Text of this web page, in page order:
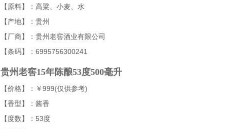
【原料】：高粱、小麦、水
【产地】：贵州
【厂商】：贵州老窖酒业有限公司
【条码】：6995756300241
贵州老窖15年陈酿53度500毫升
【价格】：￥999(仅供参考)
【香型】：酱香
【度数】：53度